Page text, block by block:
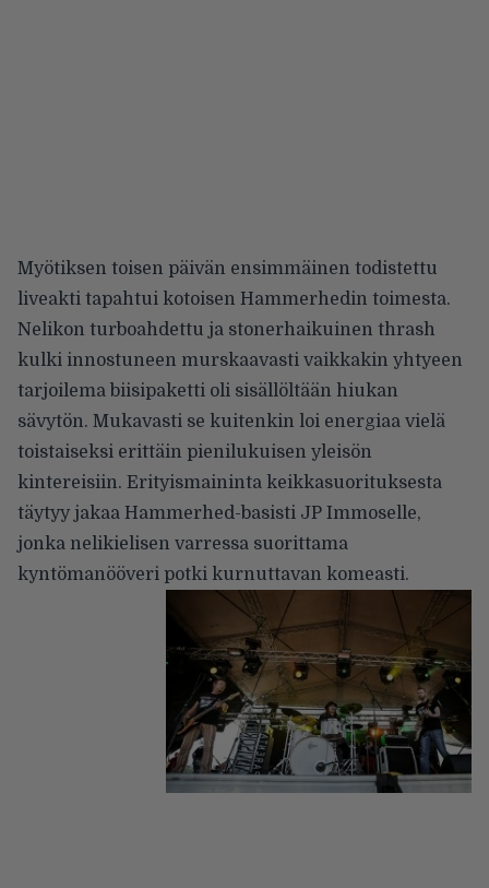
Myötiksen toisen päivän ensimmäinen todistettu
liveakti tapahtui kotoisen Hammerhedin toimesta.
Nelikon turboahdettu ja stonerhaikuinen thrash
kulki innostuneen murskaavasti vaikkakin yhtyeen
tarjoilema biisipaketti oli sisällöltään hiukan
sävytön. Mukavasti se kuitenkin loi energiaa vielä
toistaiseksi erittäin pienilukuisen yleisön
kintereisiin. Erityismaininta keikkasuorituksesta
täytyy jakaa Hammerhed-basisti JP Immoselle,
jonka nelikielisen varressa suorittama
kyntömanööveri potki kurnuttavan komeasti.